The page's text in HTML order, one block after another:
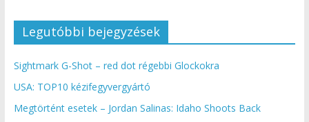
Legutóbbi bejegyzések
Sightmark G-Shot – red dot régebbi Glockokra
USA: TOP10 kézifegyvergyártó
Megtörtént esetek – Jordan Salinas: Idaho Shoots Back